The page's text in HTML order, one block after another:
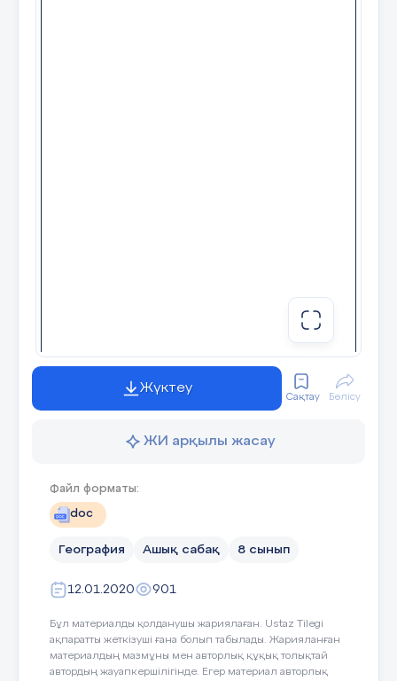
Жүктеу
Сақтау Бөлісу
ЖИ арқылы жасау
Файл форматы:
doc
География Ашық сабақ 8 сынып
12.01.2020 901
Бұл материалды қолданушы жариялаған. Ustaz Tilegi
ақпаратты жеткізуші ғана болып табылады. Жарияланған
материалдың мазмұны мен авторлық құқық толықтай
автордың жауапкершілігінде. Егер материал авторлық